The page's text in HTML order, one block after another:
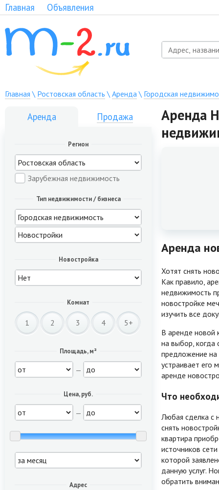
Главная Объявления
Главная \ Ростовская область \ Аренда\ Городская
Аренда Продажа
Регион
Зарубежная недвижимость
Тип недвижимости / бизнеса
Новостройка
Комнат
1 2 3 4 5+
Площадь, м²
—
Цена, руб.
—
Адрес
Аренда
Аренда
Хотят снять
Как правило,
недвижимость
новостройке
изучить все
В аренде новой
на выбор, когда
предложение на
устраивает его
аренде
Что
Любая сделка с
снять
квартира
источников
которой
данную услуг.
обратить